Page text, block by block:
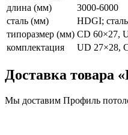
длина (мм)
3000-6000
сталь (мм)
HDGI;
типоразмер (мм) CD 60×27,
комплектация
UD 27×28,
Доставка
Мы доставим Профиль